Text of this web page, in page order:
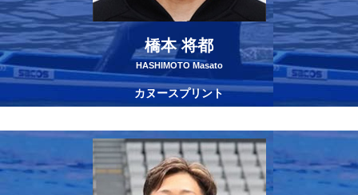
橋本 将都
HASHIMOTO Masato
カヌースプリント